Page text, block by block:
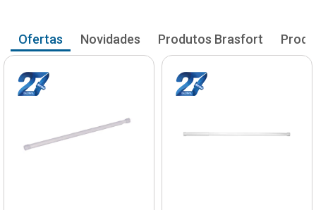
Ofertas Novidades Produtos Brasfort